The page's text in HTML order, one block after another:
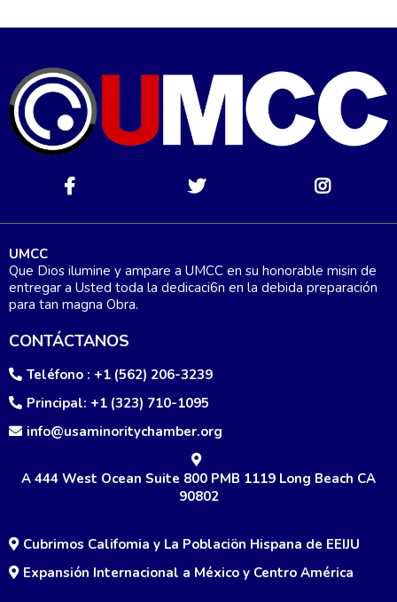
UMCC
Que Dios ilumine y ampare a UMCC en su honorable misin de
entregar a Usted toda la dedicaci6n en la debida preparación
para tan magna Obra.
CONTÁCTANOS
Teléfono : +1 (562) 206-3239
Principal: +1 (323) 710-1095
info@usaminoritychamber.org
A 444 West Ocean Suite 800 PMB 1119 Long Beach CA
90802
Cubrimos Califomia y La Poblaciön Hispana de EEIJU
Expansión Internacional a México y Centro América